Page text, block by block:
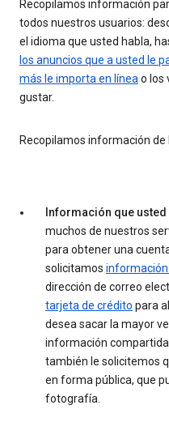
Recopilamos información
todos nuestros usuarios:
el idioma que usted habla,
los anuncios que a usted le
más le importa en líneao los
gustar.
Recopilamos información
Información que
muchos de nuestros
para obtener una
solicitamos información
dirección de correo
tarjeta de crédito para
desea sacar la mayor
información
también le solicitemos
en forma pública, que
fotografía.